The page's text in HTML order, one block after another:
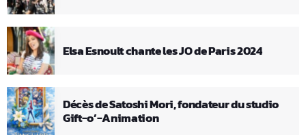
Elsa Esnoult chante les JO de Paris 2024
Décès de Satoshi Mori, fondateur du studio
Gift-o’-Animation